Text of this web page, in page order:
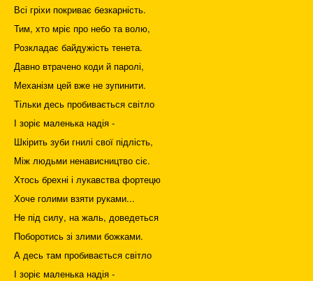
Всі гріхи покриває безкарність.
Тим, хто мріє про небо та волю,
Розкладає байдужість тенета.
Давно втрачено коди й паролі,
Механізм цей вже не зупинити.
Тільки десь пробивається світло
І зоріє маленька надія -
Шкірить зуби гнилі свої підлість,
Між людьми ненависництво сіє.
Хтось брехні і лукавства фортецю
Хоче голими взяти руками...
Не під силу, на жаль, доведеться
Поборотись зі злими божками.
А десь там пробивається світло
І зоріє маленька надія -